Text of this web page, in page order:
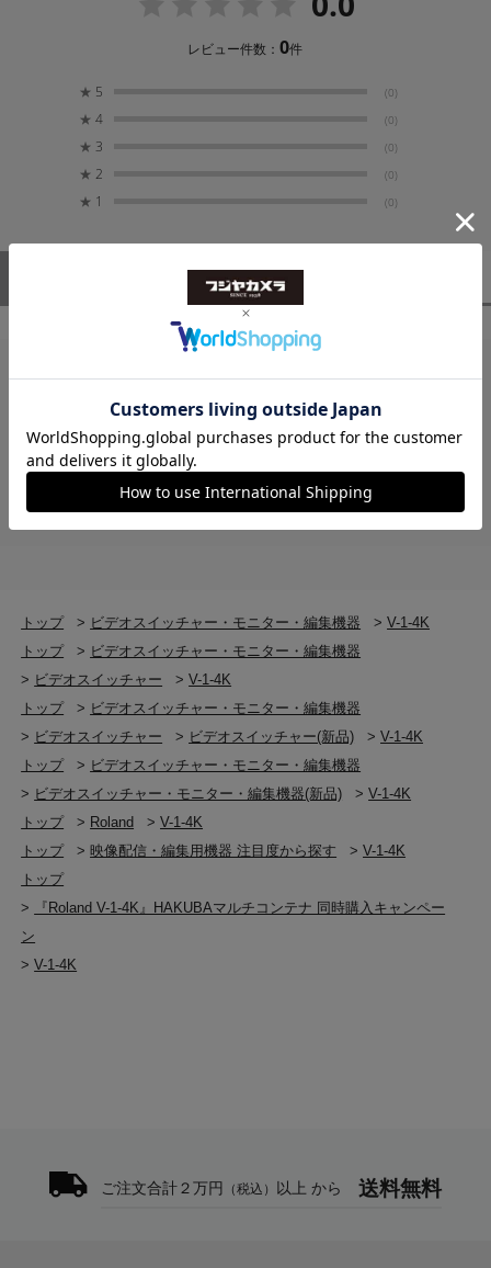
UXGA（1600x1200/60Hz）
WUXGA（1920x1200/60Hz）
Windows Bitmap ファイル（.bmp） 最大 3840×2160
ピクセル、24 ビット・カラー、非圧縮 ※最大 2 枚ま
で内蔵不揮発メモリーに記憶可能
メモリー（8 個）、パネル・ロック機能、EDID エミ
リー、リモート・カメラ制御（最大 5 台）
消費電力
質量
1.9kg（AC アダプターを除く）
付属品
スタートアップ・ガイド
AC アダプター電源コード
保証書
出力映像フォーマット
HDMI OUT 1～4
システムフォーマット 2160p 設定時
※輝度：SDR、HDR PQ（HDR10）、HDR HLG
※HDCP 1.4、2.2 対応
レビュー件数：0件
★ 5 (0)
★ 4 (0)
★ 3 (0)
★ 2 (0)
★ 1 (0)
（0） スタッフレビュー
レビューはありません。
トップ > ビデオスイッチャー・モニター・編集機器 >V-1-4K
トップ
> ビデオスイッチャー・モニター・編集機器
> ビデオスイッチャー >V-1-4K
トップ
> ビデオスイッチャー・モニター・編集機器
> ビデオスイッチャー > ビデオスイッチャー(新品) >V-1-4K
トップ
> ビデオスイッチャー・モニター・編集機器
> ビデオスイッチャー・モニター・編集機器(新品) >V-1-4K
トップ
> Roland >V-1-4K
トップ
> 映像配信・編集用機器 注目度から探す >V-1-4K
トップ
>
『Roland V-1-4K』HAKUBAマルチコンテナ 同時購入キャンペー
ン
>V-1-4K
ご注文合計２万円 （税込） 以上 から 送料無料